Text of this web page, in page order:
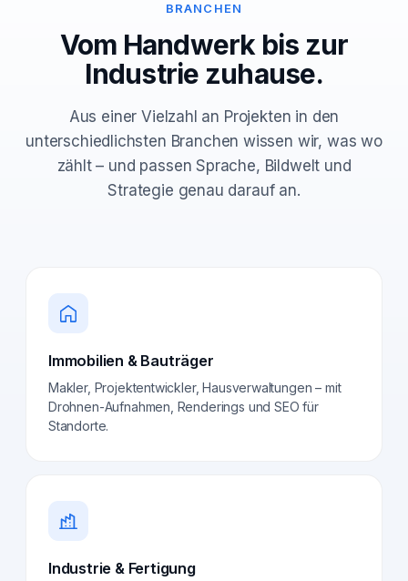
BRANCHEN
Vom Handwerk bis zur
Industrie zuhause.
Aus einer Vielzahl an Projekten in den
unterschiedlichsten Branchen wissen wir, was wo
zählt – und passen Sprache, Bildwelt und
Strategie genau darauf an.
Immobilien & Bauträger
Makler, Projektentwickler, Hausverwaltungen – mit
Drohnen-Aufnahmen, Renderings und SEO für
Standorte.
Industrie & Fertigung